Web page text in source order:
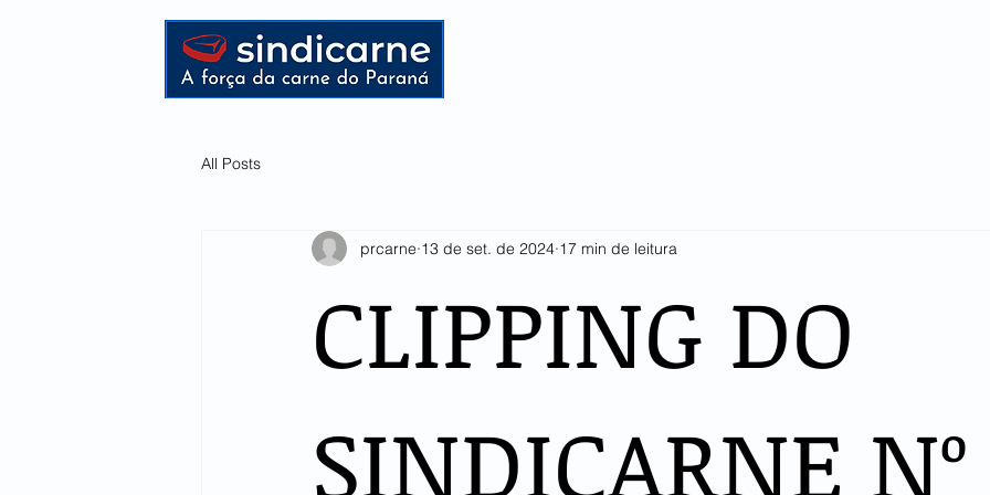
All Posts
CLIPPING DO
SINDICARNE Nº
prcarne 13 de set. de 2024 17 min de leitura